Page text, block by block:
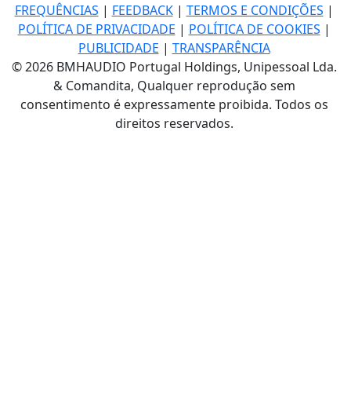
FREQUÊNCIAS | FEEDBACK| TERMOS E CONDIÇÕES |
POLÍTICA DE PRIVACIDADE | POLÍTICA DE COOKIES |
PUBLICIDADE | TRANSPARÊNCIA
© 2026 BMHAUDIO Portugal Holdings, Unipessoal Lda.
& Comandita, Qualquer reprodução sem
consentimento é expressamente proibida. Todos os
direitos reservados.